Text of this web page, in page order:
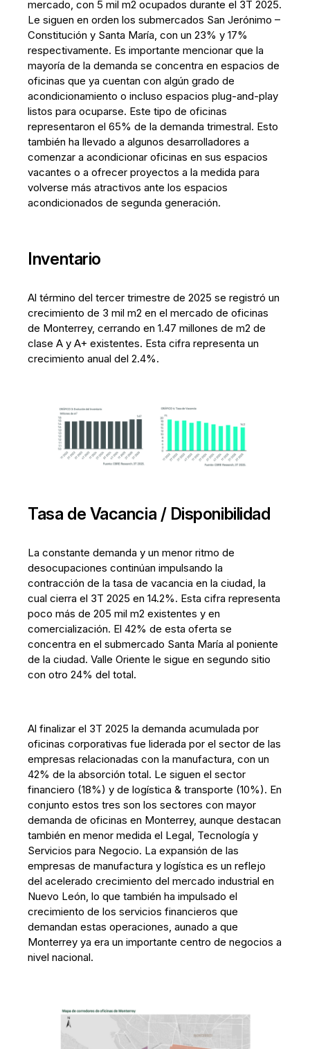
mercado, con 5 mil m2 ocupados durante el 3T 2025.
Le siguen en orden los submercados San Jerónimo –
Constitución y Santa María, con un 23% y 17%
respectivamente. Es importante mencionar que la
mayoría de la demanda se concentra en espacios de
oficinas que ya cuentan con algún grado de
acondicionamiento o incluso espacios plug-and-play
listos para ocuparse. Este tipo de oficinas
representaron el 65% de la demanda trimestral. Esto
también ha llevado a algunos desarrolladores a
comenzar a acondicionar oficinas en sus espacios
vacantes o a ofrecer proyectos a la medida para
volverse más atractivos ante los espacios
acondicionados de segunda generación.
Inventario
Al término del tercer trimestre de 2025 se registró un
crecimiento de 3 mil m2 en el mercado de oficinas
de Monterrey, cerrando en 1.47 millones de m2 de
clase A y A+ existentes. Esta cifra representa un
crecimiento anual del 2.4%.
Tasa de Vacancia / Disponibilidad
La constante demanda y un menor ritmo de
desocupaciones continúan impulsando la
contracción de la tasa de vacancia en la ciudad, la
cual cierra el 3T 2025 en 14.2%. Esta cifra representa
poco más de 205 mil m2 existentes y en
comercialización. El 42% de esta oferta se
concentra en el submercado Santa María al poniente
de la ciudad. Valle Oriente le sigue en segundo sitio
con otro 24% del total.
Al finalizar el 3T 2025 la demanda acumulada por
oficinas corporativas fue liderada por el sector de las
empresas relacionadas con la manufactura, con un
42% de la absorción total. Le siguen el sector
financiero (18%) y de logística & transporte (10%). En
conjunto estos tres son los sectores con mayor
demanda de oficinas en Monterrey, aunque destacan
también en menor medida el Legal, Tecnología y
Servicios para Negocio. La expansión de las
empresas de manufactura y logística es un reflejo
del acelerado crecimiento del mercado industrial en
Nuevo León, lo que también ha impulsado el
crecimiento de los servicios financieros que
demandan estas operaciones, aunado a que
Monterrey ya era un importante centro de negocios a
nivel nacional.